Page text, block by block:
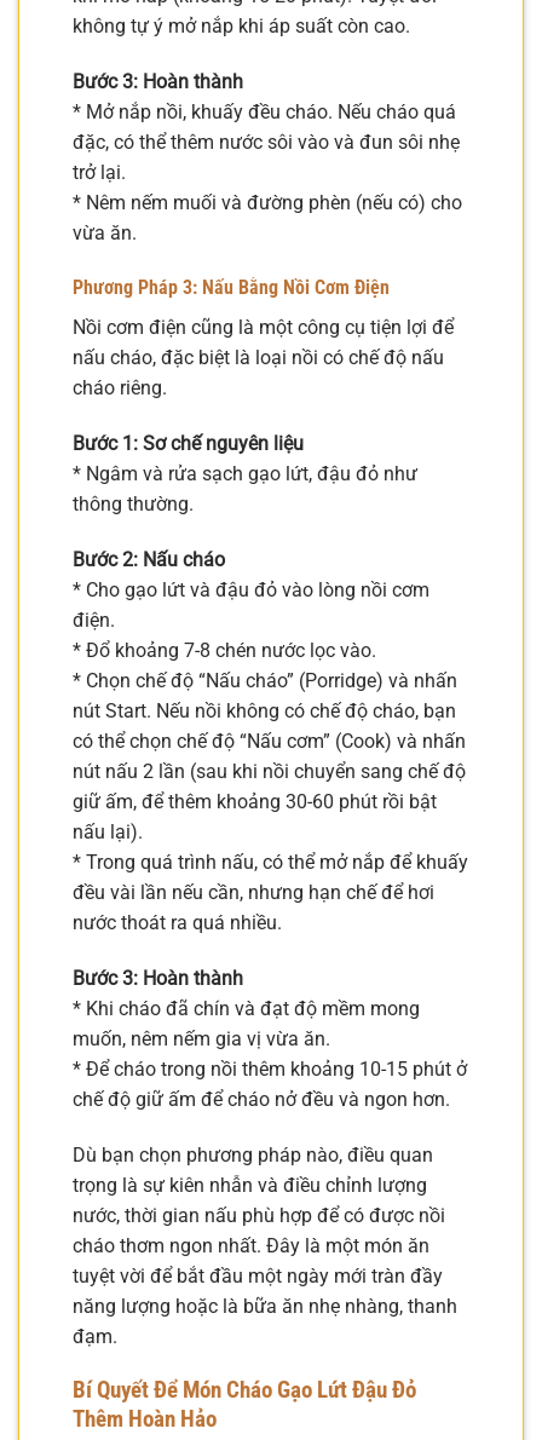
không tự ý mở nắp khi áp suất còn cao.
Bước 3: Hoàn thành
* Mở nắp nồi, khuấy đều cháo. Nếu cháo quá
đặc, có thể thêm nước sôi vào và đun sôi nhẹ
trở lại.
* Nêm nếm muối và đường phèn (nếu có) cho
vừa ăn.
Phương Pháp 3: Nấu Bằng Nồi Cơm Điện
Nồi cơm điện cũng là một công cụ tiện lợi để
nấu cháo, đặc biệt là loại nồi có chế độ nấu
cháo riêng.
Bước 1: Sơ chế nguyên liệu
* Ngâm và rửa sạch gạo lứt, đậu đỏ như
thông thường.
Bước 2: Nấu cháo
* Cho gạo lứt và đậu đỏ vào lòng nồi cơm
điện.
* Đổ khoảng 7-8 chén nước lọc vào.
* Chọn chế độ “Nấu cháo” (Porridge) và nhấn
nút Start. Nếu nồi không có chế độ cháo, bạn
có thể chọn chế độ “Nấu cơm” (Cook) và nhấn
nút nấu 2 lần (sau khi nồi chuyển sang chế độ
giữ ấm, để thêm khoảng 30-60 phút rồi bật
nấu lại).
* Trong quá trình nấu, có thể mở nắp để khuấy
đều vài lần nếu cần, nhưng hạn chế để hơi
nước thoát ra quá nhiều.
Bước 3: Hoàn thành
* Khi cháo đã chín và đạt độ mềm mong
muốn, nêm nếm gia vị vừa ăn.
* Để cháo trong nồi thêm khoảng 10-15 phút ở
chế độ giữ ấm để cháo nở đều và ngon hơn.
Dù bạn chọn phương pháp nào, điều quan
trọng là sự kiên nhẫn và điều chỉnh lượng
nước, thời gian nấu phù hợp để có được nồi
cháo thơm ngon nhất. Đây là một món ăn
tuyệt vời để bắt đầu một ngày mới tràn đầy
năng lượng hoặc là bữa ăn nhẹ nhàng, thanh
đạm.
Bí Quyết Để Món Cháo Gạo Lứt Đậu Đỏ
Thêm Hoàn Hảo